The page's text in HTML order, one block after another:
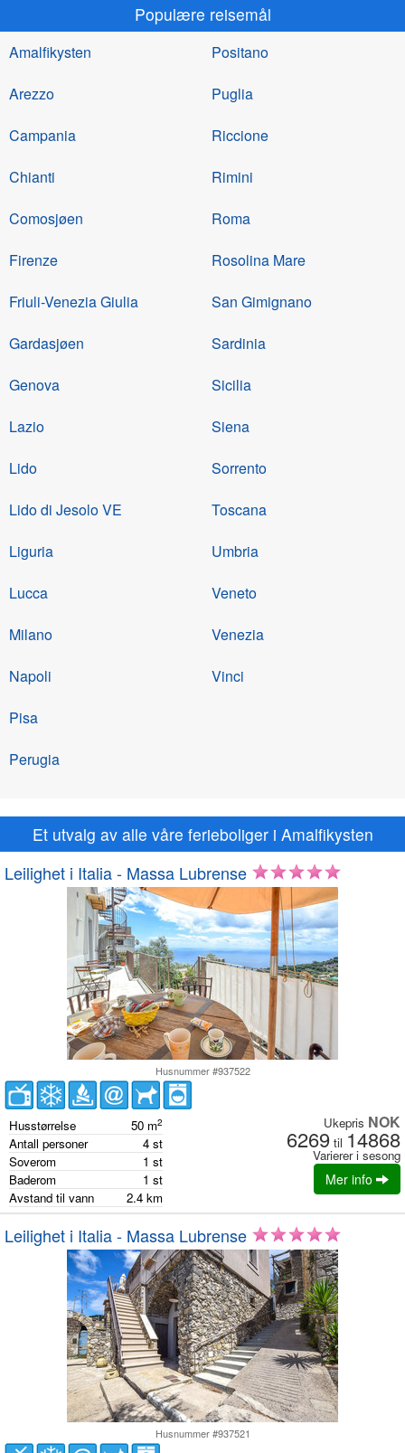
Populære reisemål
Amalfikysten
Arezzo
Campania
Chianti
Comosjøen
Firenze
Friuli-Venezia Giulia
Gardasjøen
Genova
Lazio
Lido
Lido di Jesolo VE
Liguria
Lucca
Milano
Napoli
Pisa
Perugia
Positano
Puglia
Riccione
Rimini
Roma
Rosolina Mare
San Gimignano
Sardinia
Sicilia
Siena
Sorrento
Toscana
Umbria
Veneto
Venezia
Vinci
Et utvalg av alle våre ferieboliger i Amalfikysten
Leilighet i Italia - Massa Lubrense
Husnummer #937522
Husstørrelse 50 m2
Antall personer 4 st
Soverom
1 st
Baderom
1 st
Avstand til vann
2.4 km
Ukepris NOK
6269 til 14868
Varierer i sesong
Mer info
Leilighet i Italia - Massa Lubrense
Husnummer #937521